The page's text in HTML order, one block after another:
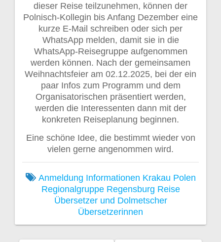
dieser Reise teilzunehmen, können der
Polnisch-Kollegin bis Anfang Dezember eine
kurze E-Mail schreiben oder sich per
WhatsApp melden, damit sie in die
WhatsApp-Reisegruppe aufgenommen
werden können. Nach der gemeinsamen
Weihnachtsfeier am 02.12.2025, bei der ein
paar Infos zum Programm und dem
Organisatorischen präsentiert werden,
werden die Interessenten dann mit der
konkreten Reiseplanung beginnen.
Eine schöne Idee, die bestimmt wieder von
vielen gerne angenommen wird.
Anmeldung Informationen Krakau Polen
Regionalgruppe Regensburg Reise
Übersetzer und Dolmetscher
Übersetzerinnen